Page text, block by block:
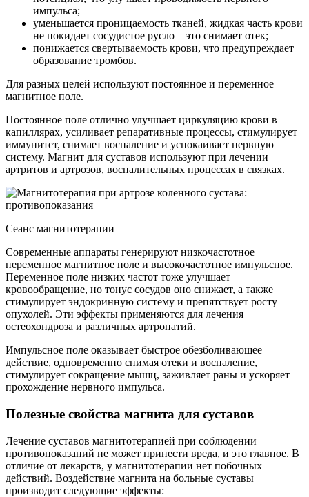
импульса;
уменьшается проницаемость тканей, жидкая часть крови
не покидает сосудистое русло – это снимает отек;
понижается свертываемость крови, что предупреждает
образование тромбов.
Для разных целей используют постоянное и переменное
магнитное поле.
Постоянное поле отлично улучшает циркуляцию крови в
капиллярах, усиливает репаративные процессы, стимулирует
иммунитет, снимает воспаление и успокаивает нервную
систему. Магнит для суставов используют при лечении
артритов и артрозов, воспалительных процессах в связках.
Сеанс магнитотерапии
Современные аппараты генерируют низкочастотное
переменное магнитное поле и высокочастотное импульсное.
Переменное поле низких частот тоже улучшает
кровообращение, но тонус сосудов оно снижает, а также
стимулирует эндокринную систему и препятствует росту
опухолей. Эти эффекты применяются для лечения
остеохондроза и различных артропатий.
Импульсное поле оказывает быстрое обезболивающее
действие, одновременно снимая отеки и воспаление,
стимулирует сокращение мышц, заживляет раны и ускоряет
прохождение нервного импульса.
Полезные свойства магнита для суставов
Лечение суставов магнитотерапией при соблюдении
противопоказаний не может принести вреда, и это главное. В
отличие от лекарств, у магнитотерапии нет побочных
действий. Воздействие магнита на больные суставы
производит следующие эффекты: